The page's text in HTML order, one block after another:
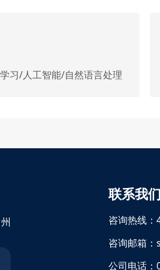
习/人工智能/自然语言处理
联系我们
咨询热线
咨询邮箱
公司电话：